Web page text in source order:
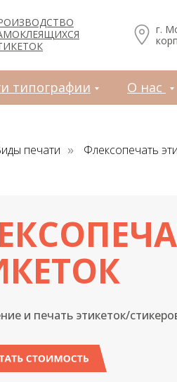
г.
типографии О нас
печати » Флексопечать
и печать этикеток/
СТОИМОСТЬ